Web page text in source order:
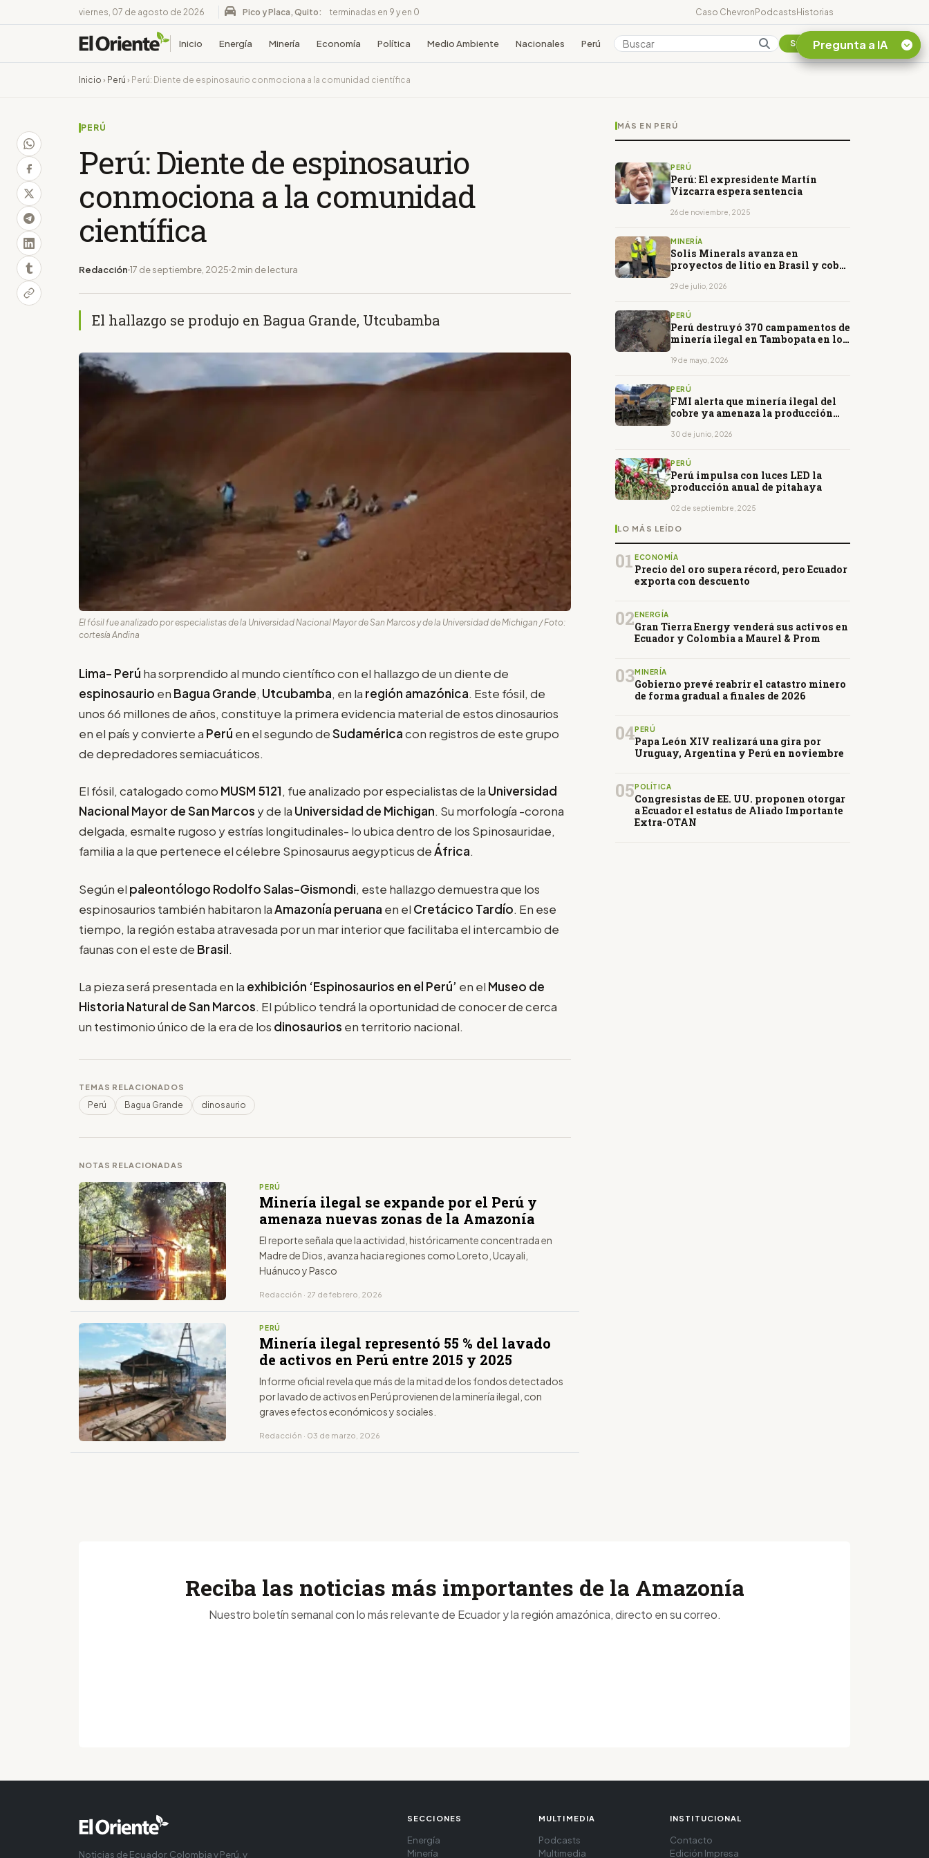
viernes, 07 de agosto de 2026 Pico y Placa, Quito: terminadas en 9 y en 0 Caso ChevronPodcastsHistorias
Inicio Energía Minería Economía Política Medio Ambiente Nacionales Perú Colombia Suscribirse
Inicio › Perú › Perú: Diente de espinosaurio conmociona a la comunidad científica
PERÚ
Perú: Diente de espinosaurio
conmociona a la comunidad
científica
Redacción 17 de septiembre, 2025 2 min de lectura
El hallazgo se produjo en Bagua Grande, Utcubamba
El fósil fue analizado por especialistas de la Universidad Nacional Mayor de San Marcos y de la Universidad de Michigan / Foto:
cortesía Andina
Lima- Perú ha sorprendido al mundo científico con el hallazgo de un diente de
espinosaurio en Bagua Grande, Utcubamba, en la región amazónica. Este fósil, de
unos 66 millones de años, constituye la primera evidencia material de estos dinosaurios
en el país y convierte a Perú en el segundo deSudaméricacon registros de este grupo
de depredadores semiacuáticos.
El fósil, catalogado como MUSM 5121, fue analizado por especialistas de la Universidad
Nacional Mayor de San Marcos y de la Universidad de Michigan. Su morfología -corona
delgada, esmalte rugoso y estrías longitudinales- lo ubica dentro de los Spinosauridae,
familia a la que pertenece el célebre Spinosaurus aegypticus deÁfrica.
Según el paleontólogo Rodolfo Salas-Gismondi, este hallazgo demuestra que los
espinosaurios también habitaron laAmazonía peruana en el Cretácico Tardío. En ese
tiempo, la región estaba atravesada por un mar interior que facilitaba el intercambio de
faunas con el este de Brasil.
La pieza será presentada en la exhibición ‘Espinosaurios en el Perú’ en el Museo de
Historia Natural de San Marcos. El público tendrá la oportunidad de conocer de cerca
un testimonio único de la era de los dinosaurios en territorio nacional.
TEMAS RELACIONADOS
Perú Bagua Grande dinosaurio
NOTAS RELACIONADAS
PERÚ
Minería ilegal se expande por el Perú y
amenaza nuevas zonas de la Amazonía
El reporte señala que la actividad, históricamente concentrada en
Madre de Dios, avanza hacia regiones como Loreto, Ucayali,
Huánuco y Pasco
Redacción · 27 de febrero, 2026
PERÚ
Minería ilegal representó 55 % del lavado
de activos en Perú entre 2015 y 2025
Informe oficial revela que más de la mitad de los fondos detectados
por lavado de activos en Perú provienen de la minería ilegal, con
graves efectos económicos y sociales.
Redacción · 03 de marzo, 2026
MÁS EN PERÚ
PERÚ
Perú: El expresidente Martín
Vizcarra espera sentencia
26 de noviembre, 2025
MINERÍA
Solis Minerals avanza en
proyectos de litio en Brasil y cobre
29 de julio, 2026
PERÚ
Perú destruyó 370 campamentos de
minería ilegal en Tambopata en lo
19 de mayo, 2026
PERÚ
FMI alerta que minería ilegal del
cobre ya amenaza la producción
30 de junio, 2026
PERÚ
Perú impulsa con luces LED la
producción anual de pitahaya
02 de septiembre, 2025
LO MÁS LEÍDO
01 ECONOMÍA
Precio del oro supera récord, pero Ecuador
exporta con descuento
02 ENERGÍA
Gran Tierra Energy venderá sus activos en
Ecuador y Colombia a Maurel & Prom
03MINERÍA
Gobierno prevé reabrir el catastro minero
de forma gradual a finales de 2026
04PERÚ
Papa León XIV realizará una gira por
Uruguay, Argentina y Perú en noviembre
05 POLÍTICA
Congresistas de EE. UU. proponen otorgar
a Ecuador el estatus de Aliado Importante
Extra-OTAN
Pregunta a IA
Reciba las noticias más importantes de la Amazonía
Nuestro boletín semanal con lo más relevante de Ecuador y la región amazónica, directo en su correo.
Noticias de Ecuador, Colombia y Perú, y
SECCIONES
Energía
Minería
MULTIMEDIA
Podcasts
Multimedia
INSTITUCIONAL
Contacto
Edición Impresa